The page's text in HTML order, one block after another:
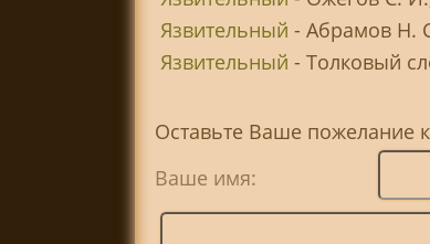
Язвительный - Абрамов Н.
Язвительный - Толковый
Оставьте Ваше пожелание
Ваше имя: